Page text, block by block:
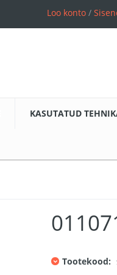
Loo konto/
KASUTATUD
Tootekood: